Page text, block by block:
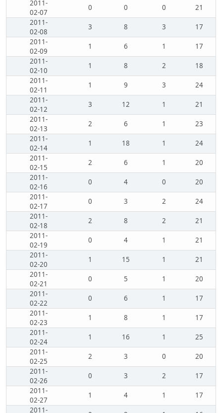
2011-
02-07
0 0 0
21
2011-
02-08
3 8 3
17
2011-
02-09
1 6 1
17
2011-
02-10
1 8 2
18
2011-
02-11
1 9 3
24
2011-
02-12
3 12 1
21
2011-
02-13
2 6 1
23
2011-
02-14
1 18 1
24
2011-
02-15
2 6 1
20
2011-
02-16
0 4 0
20
2011-
02-17
0 3 2
24
2011-
02-18
2 8 2
21
2011-
02-19
0 4 1
21
2011-
02-20
1 15 1
21
2011-
02-21
0 5 1
20
2011-
02-22
0 6 1
17
2011-
02-23
1 8 1
17
2011-
02-24
1 16 1
25
2011-
02-25
2 3 0
20
2011-
02-26
0 3 2
17
2011-
02-27
1 4 1
17
2011-